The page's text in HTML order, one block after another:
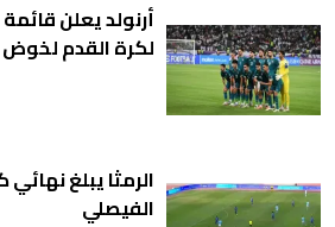
أرنولد يعلن
لكرة القدم
الرمثا يبلغ
الفيصلي